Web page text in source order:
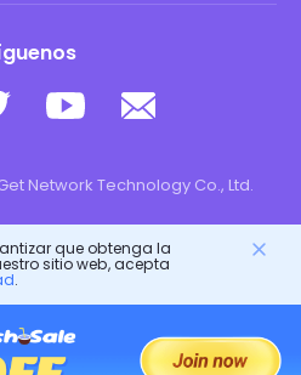
Network Technology Co., Ltd.
que obtenga la
sitio web, acepta
.